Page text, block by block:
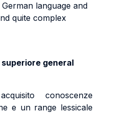
language and
quite complex
general
conoscenze
e un range lessicale